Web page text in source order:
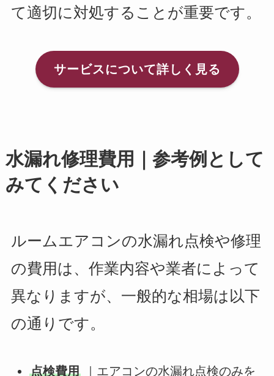
て適切に対処することが重要です。
サービスについて詳しく見る
水漏れ修理費用｜参考例として
みてください
ルームエアコンの水漏れ点検や修理
の費用は、作業内容や業者によって
異なりますが、一般的な相場は以下
の通りです。
点検費用｜エアコンの水漏れ点検のみを